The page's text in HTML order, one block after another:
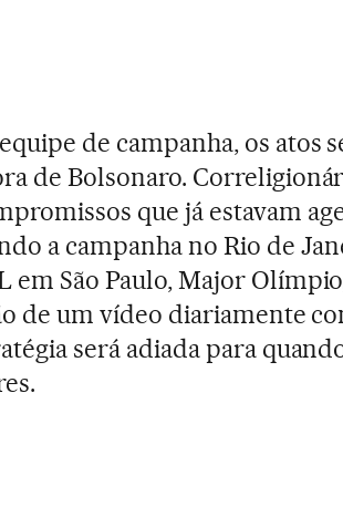
de campanha, os atos
de Bolsonaro.
que já estavam
a campanha no Rio de
em São Paulo, Major
de um vídeo diariamente
será adiada para